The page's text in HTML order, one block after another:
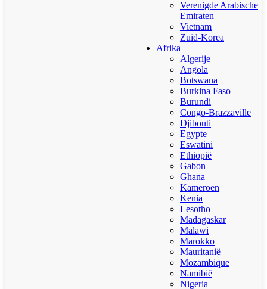
Verenigde Arabische
Emiraten
Vietnam
Zuid-Korea
Afrika
Algerije
Angola
Botswana
Burkina Faso
Burundi
Congo-Brazzaville
Djibouti
Egypte
Eswatini
Ethiopië
Gabon
Ghana
Kameroen
Kenia
Lesotho
Madagaskar
Malawi
Marokko
Mauritanië
Mozambique
Namibië
Nigeria